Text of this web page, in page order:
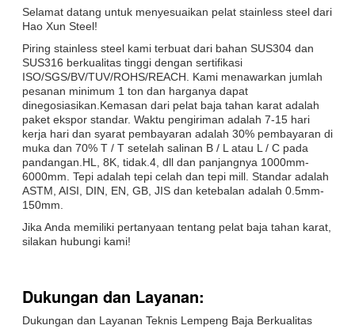
Selamat datang untuk menyesuaikan pelat stainless steel dari
Hao Xun Steel!
Piring stainless steel kami terbuat dari bahan SUS304 dan
SUS316 berkualitas tinggi dengan sertifikasi
ISO/SGS/BV/TUV/ROHS/REACH. Kami menawarkan jumlah
pesanan minimum 1 ton dan harganya dapat
dinegosiasikan.Kemasan dari pelat baja tahan karat adalah
paket ekspor standar. Waktu pengiriman adalah 7-15 hari
kerja hari dan syarat pembayaran adalah 30% pembayaran di
muka dan 70% T / T setelah salinan B / L atau L / C pada
pandangan.HL, 8K, tidak.4, dll dan panjangnya 1000mm-
6000mm. Tepi adalah tepi celah dan tepi mill. Standar adalah
ASTM, AISI, DIN, EN, GB, JIS dan ketebalan adalah 0.5mm-
150mm.
Jika Anda memiliki pertanyaan tentang pelat baja tahan karat,
silakan hubungi kami!
Dukungan dan Layanan:
Dukungan dan Layanan Teknis Lempeng Baja Berkualitas